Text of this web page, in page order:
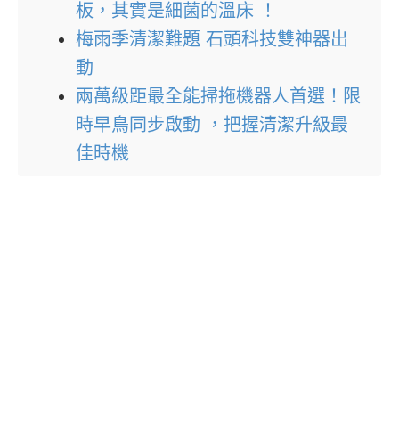
板，其實是細菌的溫床 ！
梅雨季清潔難題 石頭科技雙神器出
動
兩萬級距最全能掃拖機器人首選！限
時早鳥同步啟動 ，把握清潔升級最
佳時機